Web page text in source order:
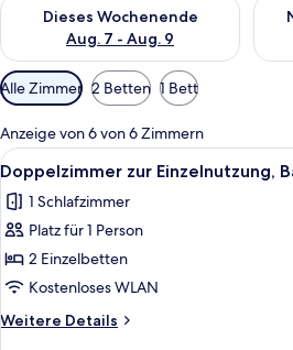
Dieses Wochenende
Aug. 7 - Aug. 9
Verfügbare
Filter
für
Zimmer
Alle Zimmer 2 Betten 1 Bett
Anzeige von 6 von 6 Zimmern
Alle
Fotos
für
Doppelzimmer
zur
Einzelnutzung,
Balkon
anzeigen
Ein
1
Doppelzimmer zur Einzelnutzung,
1 Schlafzimmer
Platz für 1 Person
2 Einzelbetten
Kostenloses WLAN
Weitere Details
Weitere